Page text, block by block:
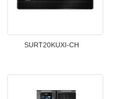
SURT20KUXI-CH